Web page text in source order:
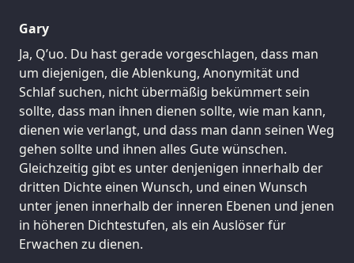
Gary
Ja, Q’uo. Du hast gerade vorgeschlagen, dass man
um diejenigen, die Ablenkung, Anonymität und
Schlaf suchen, nicht übermäßig bekümmert sein
sollte, dass man ihnen dienen sollte, wie man kann,
dienen wie verlangt, und dass man dann seinen Weg
gehen sollte und ihnen alles Gute wünschen.
Gleichzeitig gibt es unter denjenigen innerhalb der
dritten Dichte einen Wunsch, und einen Wunsch
unter jenen innerhalb der inneren Ebenen und jenen
in höheren Dichtestufen, als ein Auslöser für
Erwachen zu dienen.